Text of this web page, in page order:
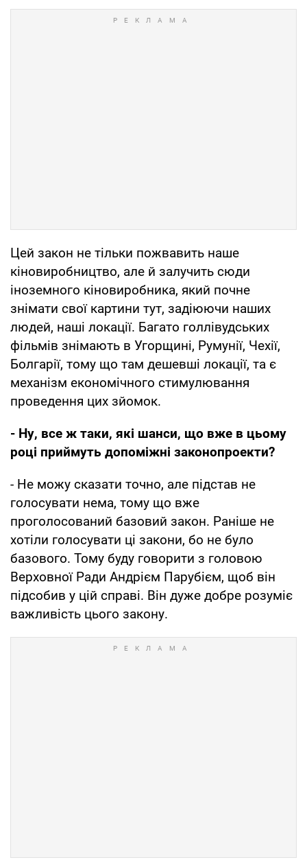
Цей закон не тільки пожвавить наше
кіновиробництво, але й залучить сюди
іноземного кіновиробника, який почне
знімати свої картини тут, задіюючи наших
людей, наші локації. Багато голлівудських
фільмів знімають в Угорщині, Румунії, Чехії,
Болгарії, тому що там дешевші локації, та є
механізм економічного стимулювання
проведення цих зйомок.
- Ну, все ж таки, які шанси, що вже в цьому
році приймуть допоміжні законопроекти?
- Не можу сказати точно, але підстав не
голосувати нема, тому що вже
проголосований базовий закон. Раніше не
хотіли голосувати ці закони, бо не було
базового. Тому буду говорити з головою
Верховної Ради Андрієм Парубієм, щоб він
підсобив у цій справі. Він дуже добре розуміє
важливість цього закону.